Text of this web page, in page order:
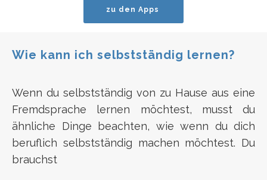
zu den Apps
Wie kann ich selbstständig lernen?
Wenn du selbstständig von zu Hause aus eine
Fremdsprache lernen möchtest, musst du
ähnliche Dinge beachten, wie wenn du dich
beruflich selbstständig machen möchtest. Du
brauchst